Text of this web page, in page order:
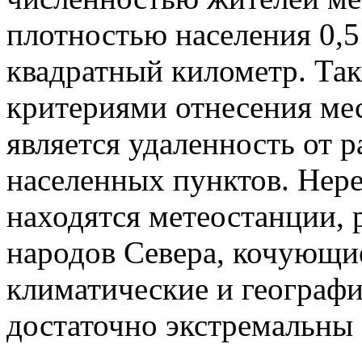
плотностью населения
квадратный километр.
критериями отнесения
является удаленность
населенных пунктов.
находятся
народов Севера,
климатические и
достаточно